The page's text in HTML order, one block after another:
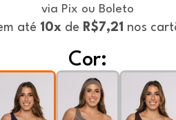
via Pix ou Boleto
até 10xde R$7,21 nos
Cor: